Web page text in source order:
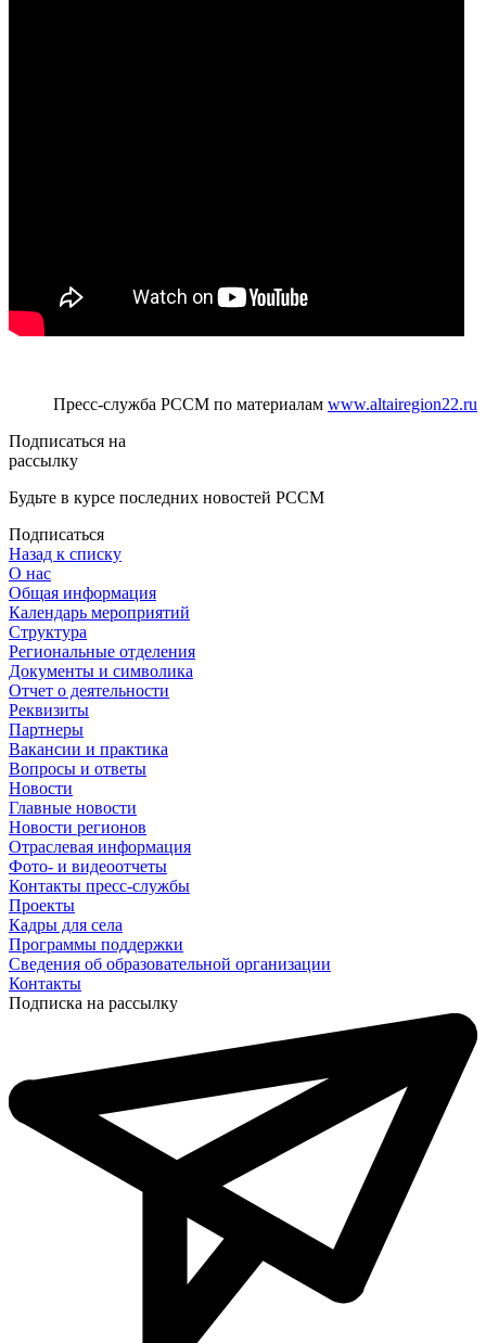
Пресс-служба РССМ по материалам www.altairegion22.ru
Подписаться на
рассылку
Будьте в курсе последних новостей РССМ
Подписаться
Назад к списку
О нас
Общая информация
Календарь мероприятий
Структура
Региональные отделения
Документы и символика
Отчет о деятельности
Реквизиты
Партнеры
Вакансии и практика
Вопросы и ответы
Новости
Главные новости
Новости регионов
Отраслевая информация
Фото- и видеоотчеты
Контакты пресс-службы
Проекты
Кадры для села
Программы поддержки
Сведения об образовательной организации
Контакты
Подписка на рассылку